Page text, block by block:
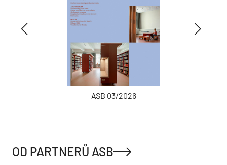
ASB 03/2026
OD PARTNERŮ ASB